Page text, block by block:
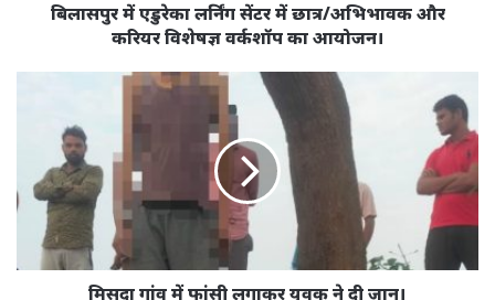
बिलासपुर में एडुरेका लर्निंग सेंटर में छात्र/अभिभावक और
करियर विशेषज्ञ वर्कशॉप का आयोजन।
लगाकर
युवक
जान।
मिसदा गांव में फांसी लगाकर युवक ने दी जान।